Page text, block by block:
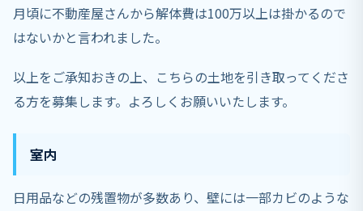
月頃に不動産屋さんから解体費は100万以上は掛かるので
はないかと言われました。
以上をご承知おきの上、こちらの土地を引き取ってくださ
る方を募集します。よろしくお願いいたします。
室内
日用品などの残置物が多数あり、壁には一部カビのような